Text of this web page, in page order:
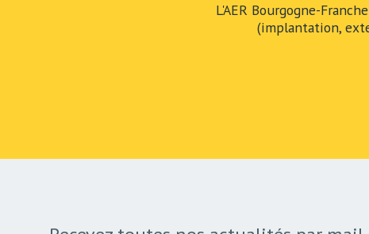
L'AER Bourgogne-
(implantation,